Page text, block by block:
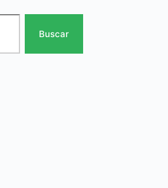
Buscar